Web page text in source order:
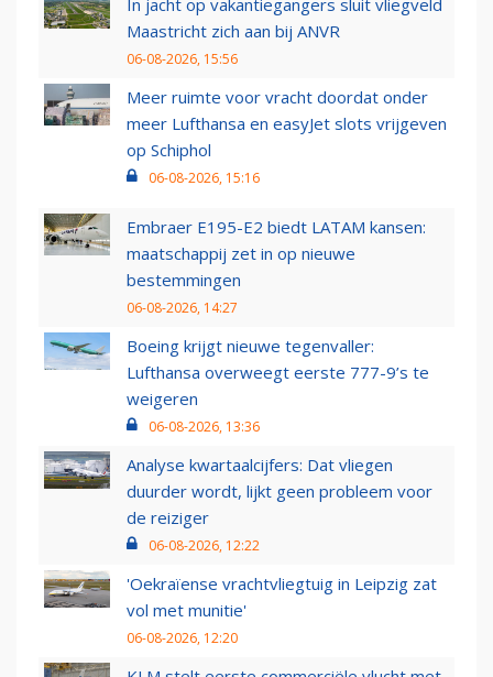
In jacht op vakantiegangers sluit vliegveld
Maastricht zich aan bij ANVR
06-08-2026, 15:56
Meer ruimte voor vracht doordat onder
meer Lufthansa en easyJet slots vrijgeven
op Schiphol
06-08-2026, 15:16
Embraer E195-E2 biedt LATAM kansen:
maatschappij zet in op nieuwe
bestemmingen
06-08-2026, 14:27
Boeing krijgt nieuwe tegenvaller:
Lufthansa overweegt eerste 777-9’s te
weigeren
06-08-2026, 13:36
Analyse kwartaalcijfers: Dat vliegen
duurder wordt, lijkt geen probleem voor
de reiziger
06-08-2026, 12:22
'Oekraïense vrachtvliegtuig in Leipzig zat
vol met munitie'
06-08-2026, 12:20